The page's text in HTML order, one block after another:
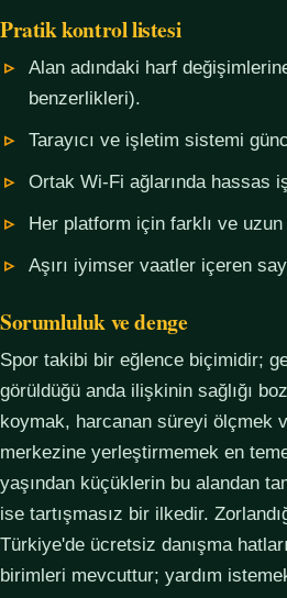
Pratik kontrol listesi
Alan adındaki harf
benzerlikleri).
Tarayıcı ve işletim sistemi
Ortak Wi-Fi ağlarında hassas
Her platform için farklı ve uzun
Aşırı iyimser vaatler içeren
Sorumluluk ve denge
Spor takibi bir eğlence biçimidir;
görüldüğü anda ilişkinin sağlığı
koymak, harcanan süreyi ölçmek
merkezine yerleştirmemek en
yaşından küçüklerin bu alandan
ise tartışmasız bir ilkedir.
Türkiye'de ücretsiz danışma
birimleri mevcuttur; yardım istemek